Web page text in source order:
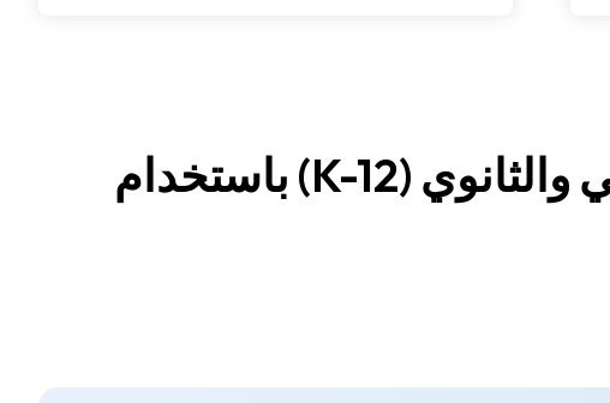
تأمين الوصول المتميّز في مدارس التعليم الأساسي والثانوي (K-12) باستخدام